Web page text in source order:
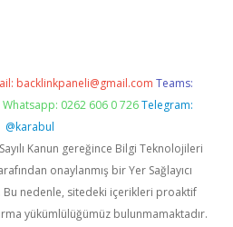
backlinkpaneli@gmail.com Teams:
Whatsapp: 0262 606 0 726 Telegram:
@karabul
Kanun gereğince Bilgi Teknolojileri
onaylanmış bir Yer Sağlayıcı
nedenle, sitedeki içerikleri proaktif
yükümlülüğümüz bulunmamaktadır.